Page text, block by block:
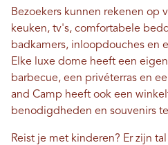
Bezoekers kunnen rekenen op
keuken, tv's, comfortabele
badkamers, inloopdouches en
Elke luxe dome heeft een
barbecue, een privéterras en
and Camp heeft ook een
benodigdheden en souvenirs
Reist je met kinderen? Er zijn